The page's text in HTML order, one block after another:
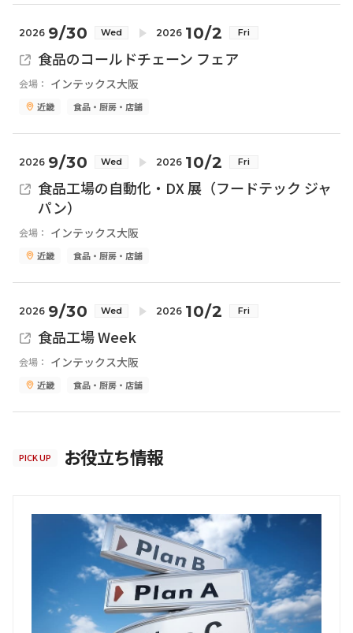
2026 9/30 Wed 2026 10/2 Fri
食品のコールドチェーン フェア
会場： インテックス大阪
近畿 食品・厨房・店舗
2026 9/30 Wed 2026 10/2 Fri
食品工場の自動化・DX 展（フードテック ジャ
パン）
会場： インテックス大阪
近畿 食品・厨房・店舗
2026 9/30 Wed 2026 10/2 Fri
食品工場 Week
会場： インテックス大阪
近畿 食品・厨房・店舗
PICK UP お役立ち情報